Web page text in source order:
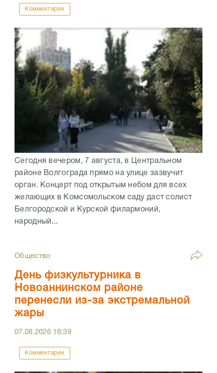
Комментарии
Сегодня вечером, 7 августа, в Центральном
районе Волгограда прямо на улице зазвучит
орган. Концерт под открытым небом для всех
желающих в Комсомольском саду даст солист
Белгородской и Курской филармоний,
народный...
Общество
День физкультурника в
Новоаннинском районе
перенесли из-за экстремальной
жары
07.08.2026 16:39
Комментарии